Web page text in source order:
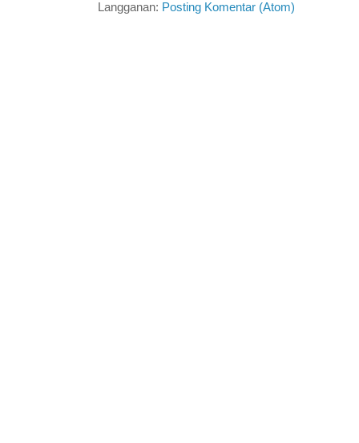
Langganan: Posting Komentar (Atom)